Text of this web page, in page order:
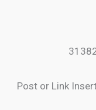
Post or Link